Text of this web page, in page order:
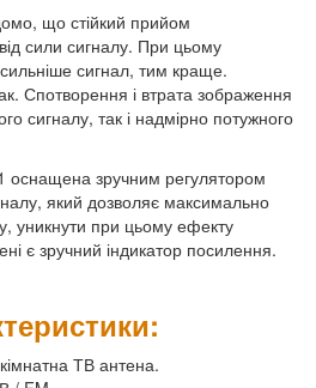
що стійкий прийом
сили сигналу. При цьому
сигнал, тим краще.
Спотворення і втрата зображення
сигналу, так і надмірно потужного
оснащена зручним регулятором
який дозволяє максимально
уникнути при цьому ефекту
є зручний індикатор посилення.
ТВ антена.